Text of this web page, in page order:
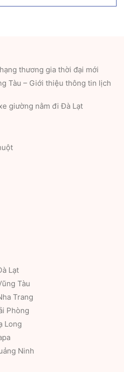
thương gia thời đại mới
Tàu – Giới thiệu thông tin lịch
giường nằm đi Đà Lạt
Lạt
Tàu
Trang
Phòng
Long
Ninh